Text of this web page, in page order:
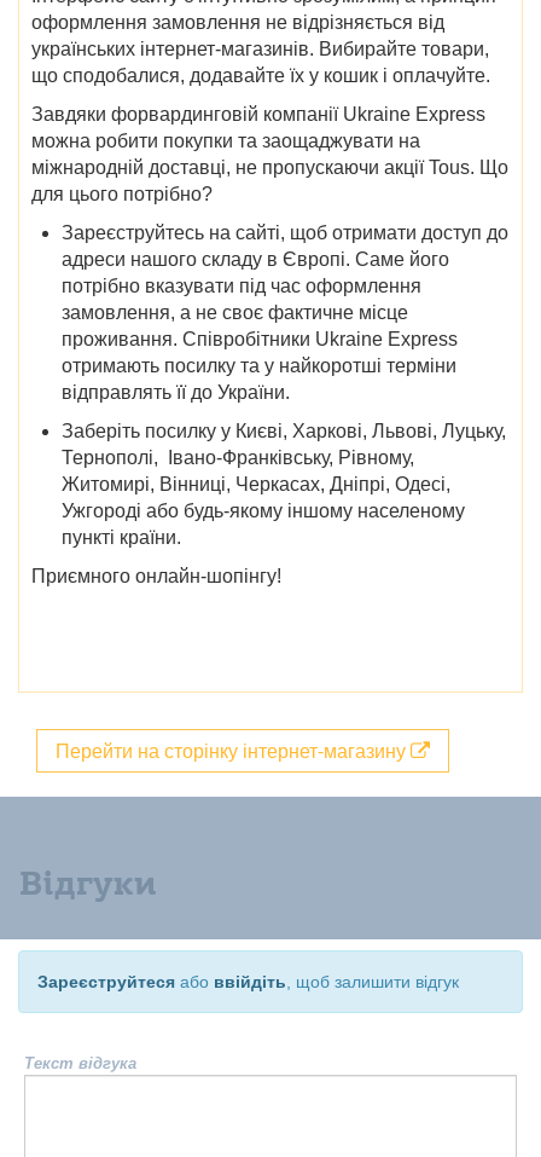
оформлення замовлення не відрізняється від
українських інтернет-магазинів. Вибирайте товари,
що сподобалися, додавайте їх у кошик і оплачуйте.
Завдяки форвардинговій компанії Ukraine Express
можна робити покупки та заощаджувати на
міжнародній доставці, не пропускаючи акції Tous. Що
для цього потрібно?
Зареєструйтесь на сайті, щоб отримати доступ до
адреси нашого складу в Європі. Саме його
потрібно вказувати під час оформлення
замовлення, а не своє фактичне місце
проживання. Співробітники Ukraine Express
отримають посилку та у найкоротші терміни
відправлять її до України.
Заберіть посилку у Києві, Харкові, Львові, Луцьку,
Тернополі, Івано-Франківську, Рівному,
Житомирі, Вінниці, Черкасах, Дніпрі, Одесі,
Ужгороді або будь-якому іншому населеному
пункті країни.
Приємного онлайн-шопінгу!
Перейти на сторінку інтернет-магазину
Відгуки
Зареєструйтеся або ввійдіть , щоб залишити відгук
Текст відгука